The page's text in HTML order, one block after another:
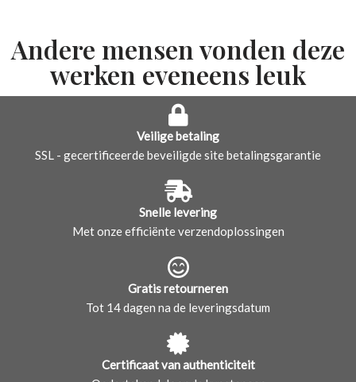
Andere mensen vonden deze
werken eveneens leuk
Veilige betaling
SSL - gecertificeerde beveiligde site betalingsgarantie
Snelle levering
Met onze efficiënte verzendoplossingen
Gratis retourneren
Tot 14 dagen na de leveringsdatum
Certificaat van authenticiteit